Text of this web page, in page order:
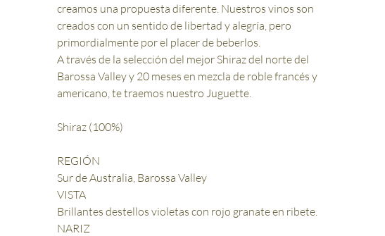
creamos una propuesta diferente. Nuestros vinos son
creados con un sentido de libertad y alegría, pero
primordialmente por el placer de beberlos.
A través de la selección del mejor Shiraz del norte del
Barossa Valley y 20 meses en mezcla de roble francés y
americano, te traemos nuestro Juguette.
Shiraz (100%)
REGIÓN
Sur de Australia, Barossa Valley
VISTA
Brillantes destellos violetas con rojo granate en ribete.
NARIZ